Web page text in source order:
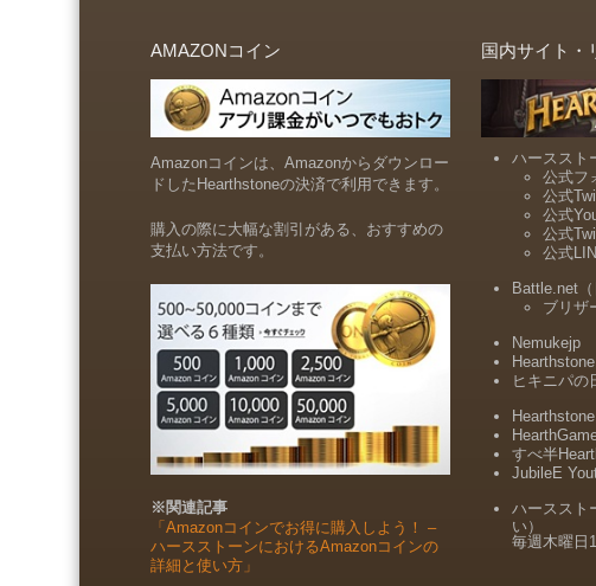
AMAZONコイン
Amazonコインは、Amazonからダウンロー
ドしたHearthstoneの決済で利用できます。
購入の際に大幅な割引がある、おすすめの
支払い方法です。
※関連記事
「Amazonコインでお得に購入しよう！ –
ハースストーンにおけるAmazonコインの
詳細と使い方」
国内サイト・
ハーススト
公式フ
公式
公式
公式
公式
Battle.net（
ブリザ
Nemukejp
ヒキニパの
すべ半
JubileE
ハーススト
い）
毎週木曜日